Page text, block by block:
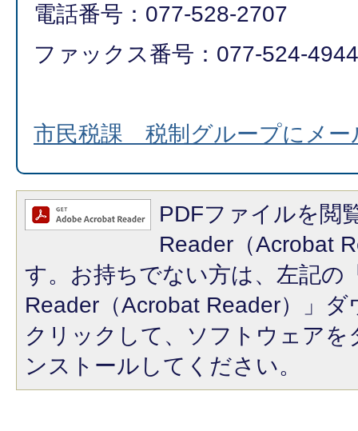
電話番号：077-528-2707
ファックス番号：077-524-4944
市民税課 税制グループにメー
PDFファイルを閲
Reader（Acrobat
す。お持ちでない方は、左記の
Reader（Acrobat Reader）」
クリックして、ソフトウェア
ンストールしてください。